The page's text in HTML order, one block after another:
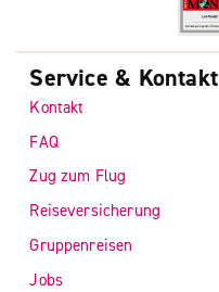
Service & Kontakt
Kontakt
FAQ
Zug zum Flug
Reiseversicherung
Gruppenreisen
Jobs